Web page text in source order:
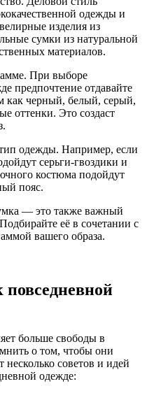
одежды и
изделия из
сумки из натуральной
материалов.
При выборе
предпочтение отдавайте
как черный, белый, серый,
оттенки. Это создаст
одежды. Например, если
серьги-гвоздики и
костюма подойдут
пояс.
— это также важный
её в сочетании с
вашего образа.
повседневной
больше свободы в
о том, чтобы они
советов и идей
одежде: